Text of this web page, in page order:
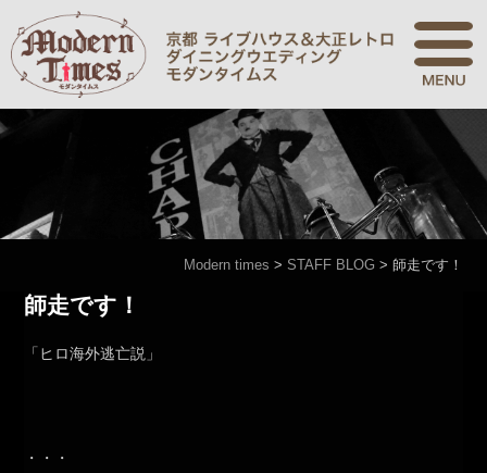
Modern times > STAFF BLOG > 師走です！
師走です！
「ヒロ海外逃亡説」
・・・